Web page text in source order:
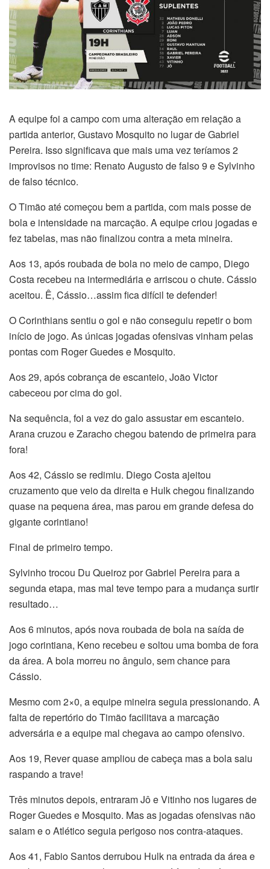
A equipe foi a campo com uma alteração em relação a
partida anterior, Gustavo Mosquito no lugar de Gabriel
Pereira. Isso significava que mais uma vez teríamos 2
improvisos no time: Renato Augusto de falso 9 e Sylvinho
de falso técnico.
O Timão até começou bem a partida, com mais posse de
bola e intensidade na marcação. A equipe criou jogadas e
fez tabelas, mas não finalizou contra a meta mineira.
Aos 13, após roubada de bola no meio de campo, Diego
Costa recebeu na intermediária e arriscou o chute. Cássio
aceitou. Ê, Cássio…assim fica difícil te defender!
O Corinthians sentiu o gol e não conseguiu repetir o bom
início de jogo. As únicas jogadas ofensivas vinham pelas
pontas com Roger Guedes e Mosquito.
Aos 29, após cobrança de escanteio, João Victor
cabeceou por cima do gol.
Na sequência, foi a vez do galo assustar em escanteio.
Arana cruzou e Zaracho chegou batendo de primeira para
fora!
Aos 42, Cássio se redimiu. Diego Costa ajeitou
cruzamento que veio da direita e Hulk chegou finalizando
quase na pequena área, mas parou em grande defesa do
gigante corintiano!
Final de primeiro tempo.
Sylvinho trocou Du Queiroz por Gabriel Pereira para a
segunda etapa, mas mal teve tempo para a mudança surtir
resultado…
Aos 6 minutos, após nova roubada de bola na saída de
jogo corintiana, Keno recebeu e soltou uma bomba de fora
da área. A bola morreu no ângulo, sem chance para
Cássio.
Mesmo com 2×0, a equipe mineira seguia pressionando. A
falta de repertório do Timão facilitava a marcação
adversária e a equipe mal chegava ao campo ofensivo.
Aos 19, Rever quase ampliou de cabeça mas a bola saiu
raspando a trave!
Três minutos depois, entraram Jô e Vitinho nos lugares de
Roger Guedes e Mosquito. Mas as jogadas ofensivas não
saiam e o Atlético seguia perigoso nos contra-ataques.
Aos 41, Fabio Santos derrubou Hulk na entrada da área e